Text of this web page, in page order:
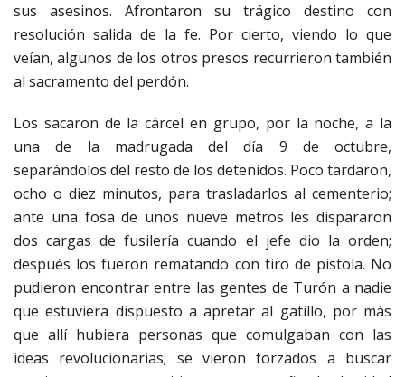
sus asesinos. Afrontaron su trágico destino con
resolución salida de la fe. Por cierto, viendo lo que
veían, algunos de los otros presos recurrieron también
al sacramento del perdón.
Los sacaron de la cárcel en grupo, por la noche, a la
una de la madrugada del día 9 de octubre,
separándolos del resto de los detenidos. Poco tardaron,
ocho o diez minutos, para trasladarlos al cementerio;
ante una fosa de unos nueve metros les dispararon
dos cargas de fusilería cuando el jefe dio la orden;
después los fueron rematando con tiro de pistola. No
pudieron encontrar entre las gentes de Turón a nadie
que estuviera dispuesto a apretar al gatillo, por más
que allí hubiera personas que comulgaban con las
ideas revolucionarias; se vieron forzados a buscar